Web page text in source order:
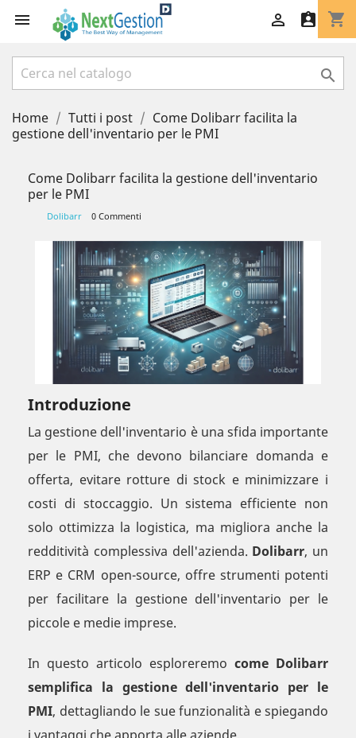
 shopping_cart
 

Home Tutti i post
Come Dolibarr facilita la
gestione dell'inventario per le PMI
Come Dolibarr facilita la gestione dell'inventario
per le PMI
Dolibarr 0 Commenti
Introduzione
La gestione dell'inventario è una sfida importante
per le PMI, che devono bilanciare domanda e
offerta, evitare rotture di stock e minimizzare i
costi di stoccaggio. Un sistema efficiente non
solo ottimizza la logistica, ma migliora anche la
redditività complessiva dell'azienda. Dolibarr, un
ERP e CRM open-source, offre strumenti potenti
per facilitare la gestione dell'inventario per le
piccole e medie imprese.
In questo articolo esploreremo come Dolibarr
semplifica la gestione dell'inventario per le
PMI, dettagliando le sue funzionalità e spiegando